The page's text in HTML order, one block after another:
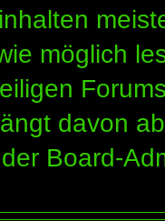
möglich
davon
Board-